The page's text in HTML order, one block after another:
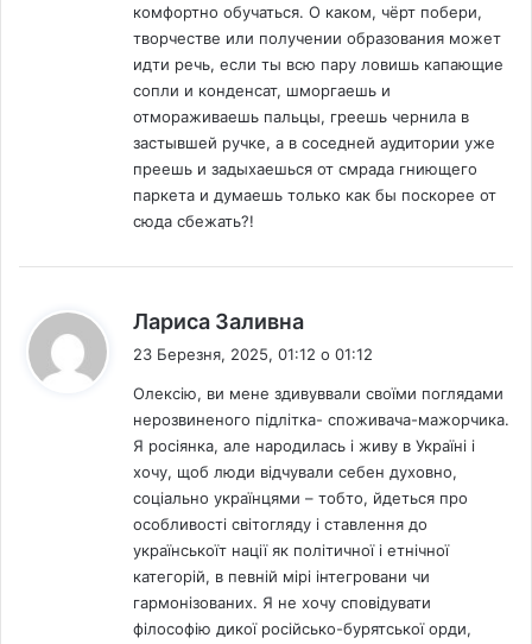
комфортно обучаться. О каком, чёрт побери,
творчестве или получении образования может
идти речь, если ты всю пару ловишь капающие
сопли и конденсат, шморгаешь и
отмораживаешь пальцы, греешь чернила в
застывшей ручке, а в соседней аудитории уже
преешь и задыхаешься от смрада гниющего
паркета и думаешь только как бы поскорее от
сюда сбежать?!
Лариса Заливна
23 Березня, 2025, 01:12 о 01:12
Олексію, ви мене здивуввали своїми поглядами
нерозвиненого підлітка- споживача-мажорчика.
Я росіянка, але народилась і живу в Україні і
хочу, щоб люди відчували себен духовно,
соціально українцями – тобто, йдеться про
особливості світогляду і ставлення до
українськоїт нації як політичної і етнічної
категорій, в певній мірі інтегровани чи
гармонізованих. Я не хочу сповідувати
філософію дикої російсько-бурятської орди,